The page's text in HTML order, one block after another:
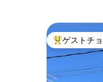
大好評のゲ
ゲストチ